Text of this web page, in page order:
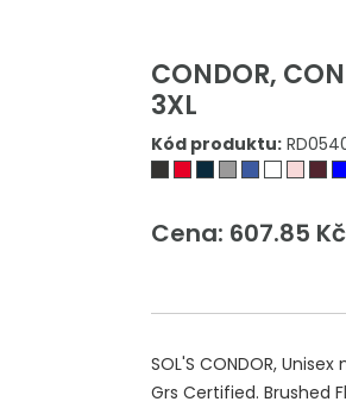
CONDOR,
3XL
Kód produktu:
Cena: 607.85 Kč
SOL'S CONDOR,
Grs Certified. Brushed